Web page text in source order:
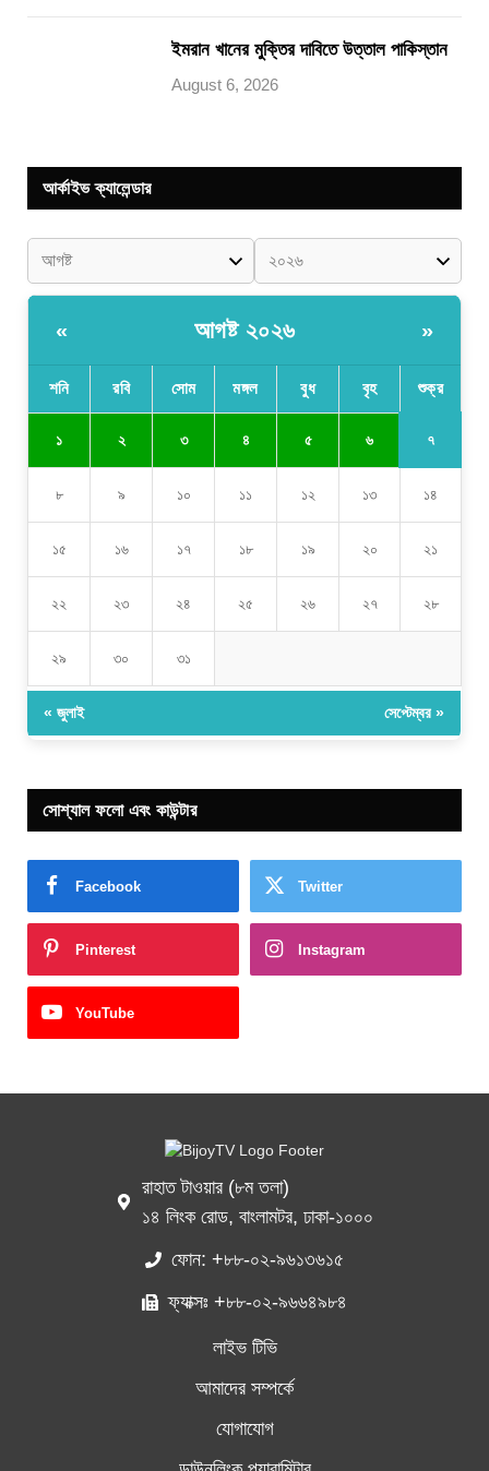
ইমরান খানের মুক্তির দাবিতে উত্তাল পাকিস্তান
August 6, 2026
আর্কাইভ ক্যালেন্ডার
« আগষ্ট ২০২৬ »
শনি রবি সোম মঙ্গল বুধ বৃহ শুক্র
১ ২ ৩ ৪ ৫ ৬ ৭
৮ ৯ ১০ ১১ ১২ ১৩ ১৪
১৫ ১৬ ১৭ ১৮ ১৯ ২০ ২১
২২ ২৩ ২৪ ২৫ ২৬ ২৭ ২৮
২৯ ৩০ ৩১
« জুলাই সেপ্টেম্বর »
সোশ্যাল ফলো এবং কাউন্টার
Facebook Twitter
Pinterest Instagram
YouTube
রাহাত টাওয়ার (৮ম তলা)
১৪ লিংক রোড, বাংলামটর, ঢাকা-১০০০
ফোন: +৮৮-০২-৯৬১৩৬১৫
ফ্যাক্সঃ +৮৮-০২-৯৬৬৪৯৮৪
লাইভ টিভি
আমাদের সম্পর্কে
যোগাযোগ